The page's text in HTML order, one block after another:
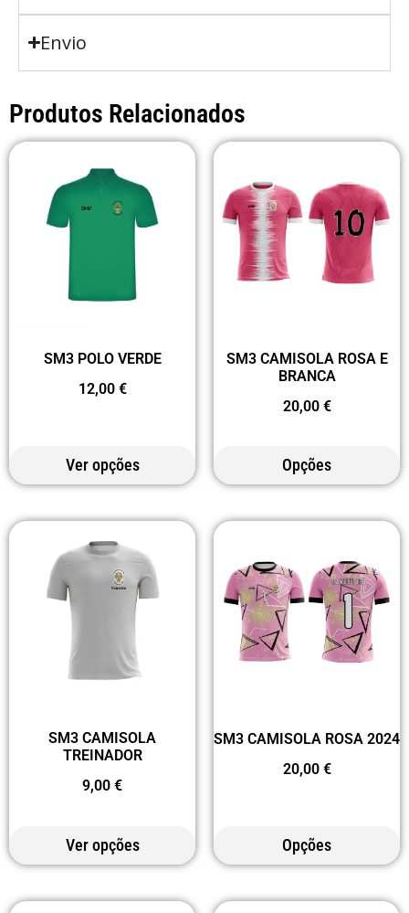
Envio
Produtos Relacionados
SM3 POLO VERDE
12,00 €
Ver opções
SM3 CAMISOLA ROSA E
BRANCA
20,00 €
Opções
SM3 CAMISOLA
TREINADOR
9,00 €
Ver opções
SM3 CAMISOLA ROSA 2024
20,00 €
Opções